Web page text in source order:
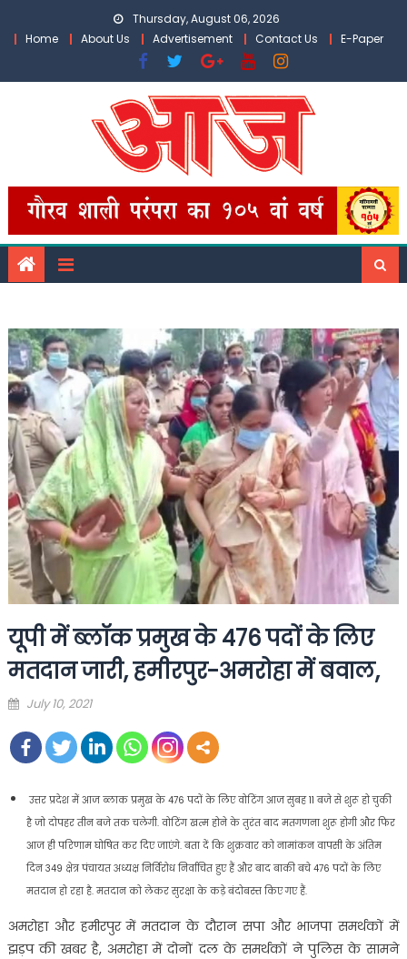
Thursday, August 06, 2026
Home
About Us Advertisement Contact Us E-Paper
यूपी में ब्लॉक प्रमुख के 476 पदों के लिए
मतदान जारी, हमीरपुर-अमरोहा में बवाल,
Posted
July 10, 2021
उत्तर प्रदेश में आज ब्लाक प्रमुख के 476 पदों के लिए वोटिंग आज सुबह 11 बजे से शुरू हो चुकी
है जो दोपहर तीन बजे तक चलेगी. वोटिंग खत्म होने के तुरंत बाद मतगणना शुरू होगी और फिर
आज ही परिणाम घोषित कर दिए जाएंगे. बता दें कि शुक्रवार को नामांकन वापसी के अंतिम
दिन 349 क्षेत्र पंचायत अध्यक्ष निर्विरोध निर्वाचित हुए हैं और बाद बाकी बचे 476 पदों के लिए
मतदान हो रहा है. मतदान को लेकर सुरक्षा के कड़े बंदोबस्त किए गए हैं.
अमरोहा और हमीरपुर में मतदान के दौरान सपा और भाजपा समर्थकों में
झड़प की खबर है, अमरोहा में दोनों दल के समर्थकों ने पुलिस के सामने